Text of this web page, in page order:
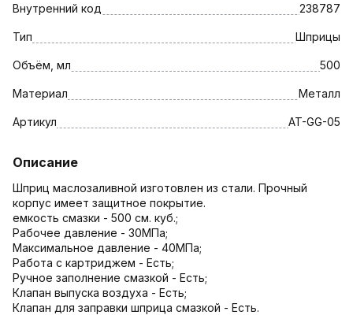
Внутренний код 238787
Тип Шприцы
Объём, мл 500
Материал Металл
Артикул AT-GG-05
Описание
Шприц маслозаливной изготовлен из стали. Прочный
корпус имеет защитное покрытие.
емкость смазки - 500 см. куб.;
Рабочее давление - 30МПа;
Максимальное давление - 40МПа;
Работа с картриджем - Есть;
Ручное заполнение смазкой - Есть;
Клапан выпуска воздуха - Есть;
Клапан для заправки шприца смазкой - Есть.